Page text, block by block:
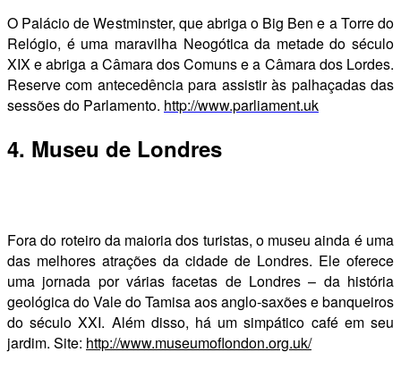
O Palácio de Westminster, que abriga o Big Ben e a Torre do
Relógio, é uma maravilha Neogótica da metade do século
XIX e abriga a Câmara dos Comuns e a Câmara dos Lordes.
Reserve com antecedência para assistir às palhaçadas das
sessões do Parlamento. http://www.parliament.uk
4. Museu de Londres
Fora do roteiro da maioria dos turistas, o museu ainda é uma
das melhores atrações da cidade de Londres. Ele oferece
uma jornada por várias facetas de Londres – da história
geológica do Vale do Tamisa aos anglo-saxões e banqueiros
do século XXI. Além disso, há um simpático café em seu
jardim. Site: http://www.museumoflondon.org.uk/